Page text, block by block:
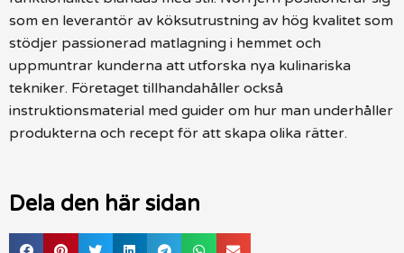
som en leverantör av köksutrustning av hög kvalitet som
stödjer passionerad matlagning i hemmet och
uppmuntrar kunderna att utforska nya kulinariska
tekniker. Företaget tillhandahåller också
instruktionsmaterial med guider om hur man underhåller
produkterna och recept för att skapa olika rätter.
Dela den här sidan